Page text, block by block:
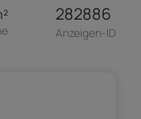
282886
Anzeigen-ID